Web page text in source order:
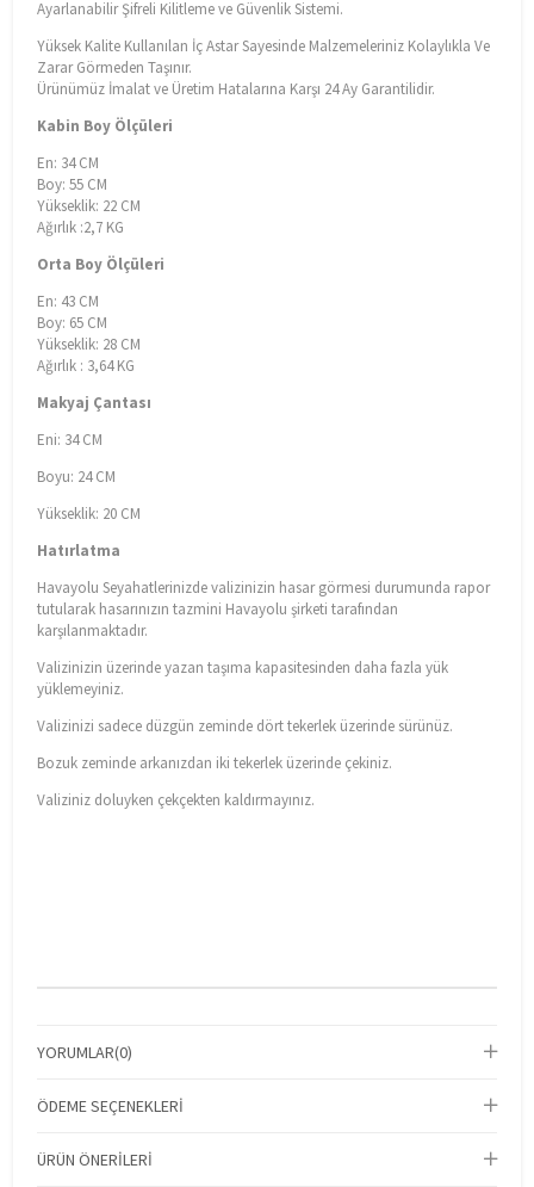
Ayarlanabilir Şifreli Kilitleme ve Güvenlik Sistemi.
Yüksek Kalite Kullanılan İç Astar Sayesinde Malzemeleriniz Kolaylıkla Ve
Zarar Görmeden Taşınır.
Ürünümüz İmalat ve Üretim Hatalarına Karşı 24 Ay Garantilidir.
Kabin Boy Ölçüleri
En: 34 CM
Boy: 55 CM
Yükseklik: 22 CM
Ağırlık :2,7 KG
Orta Boy Ölçüleri
En: 43 CM
Boy: 65 CM
Yükseklik: 28 CM
Ağırlık : 3,64 KG
Makyaj Çantası
Eni: 34 CM
Boyu: 24 CM
Yükseklik: 20 CM
Hatırlatma
Havayolu Seyahatlerinizde valizinizin hasar görmesi durumunda rapor
tutularak hasarınızın tazmini Havayolu şirketi tarafından
karşılanmaktadır.
Valizinizin üzerinde yazan taşıma kapasitesinden daha fazla yük
yüklemeyiniz.
Valizinizi sadece düzgün zeminde dört tekerlek üzerinde sürünüz.
Bozuk zeminde arkanızdan iki tekerlek üzerinde çekiniz.
Valiziniz doluyken çekçekten kaldırmayınız.
YORUMLAR(0)
ÖDEME SEÇENEKLERI
ÜRÜN ÖNERILERI